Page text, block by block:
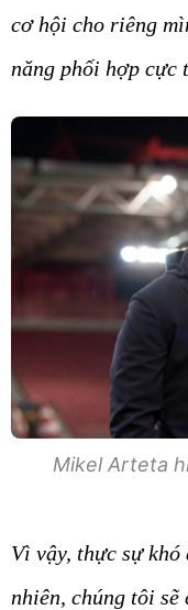
cơ hội cho riêng
năng phối hợp cực
Mikel Arteta
Vì vậy, thực sự khó
nhiên, chúng tôi